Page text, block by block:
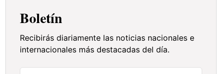
Boletín
Recibirás diariamente las noticias nacionales e
internacionales más destacadas del día.